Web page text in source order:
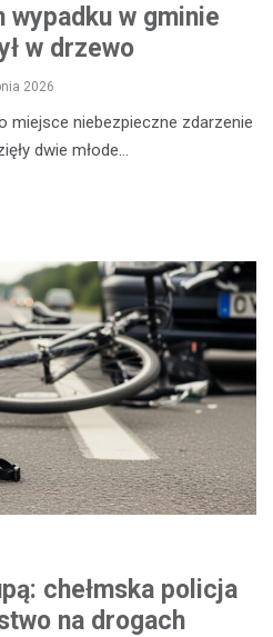
w gminie
w drzewo
2026
miejsce niebezpieczne zdarzenie
dwie młode…
chełmska policja
na drogach